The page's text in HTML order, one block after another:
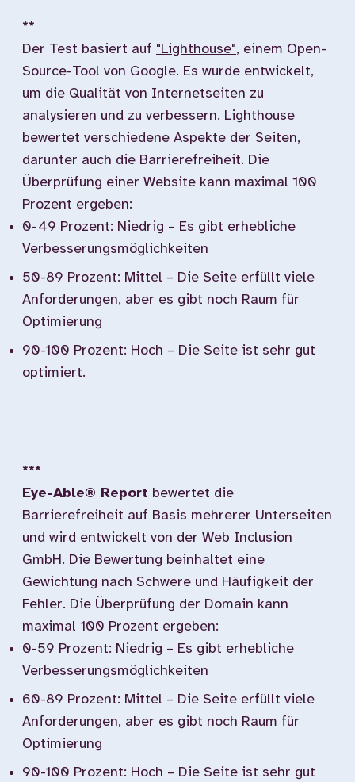
**
Der Test basiert auf "Lighthouse", einem Open-
Source-Tool von Google. Es wurde entwickelt,
um die Qualität von Internetseiten zu
analysieren und zu verbessern. Lighthouse
bewertet verschiedene Aspekte der Seiten,
darunter auch die Barrierefreiheit. Die
Überprüfung einer Website kann maximal 100
Prozent ergeben:
0-49 Prozent: Niedrig – Es gibt erhebliche
Verbesserungsmöglichkeiten
50-89 Prozent: Mittel – Die Seite erfüllt viele
Anforderungen, aber es gibt noch Raum für
Optimierung
90-100 Prozent: Hoch – Die Seite ist sehr gut
optimiert.
***
Eye-Able® Report bewertet die
Barrierefreiheit auf Basis mehrerer Unterseiten
und wird entwickelt von der Web Inclusion
GmbH. Die Bewertung beinhaltet eine
Gewichtung nach Schwere und Häufigkeit der
Fehler. Die Überprüfung der Domain kann
maximal 100 Prozent ergeben:
0-59 Prozent: Niedrig – Es gibt erhebliche
Verbesserungsmöglichkeiten
60-89 Prozent: Mittel – Die Seite erfüllt viele
Anforderungen, aber es gibt noch Raum für
Optimierung
90-100 Prozent: Hoch – Die Seite ist sehr gut